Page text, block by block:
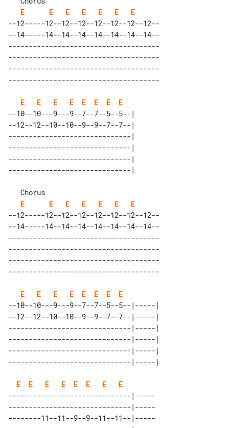
E
E E E E E
E
--12-----12--12--12--12--12--12--12--
--14-----14--14--14--14--14--14--14--
-------------------------------------
-------------------------------------
-------------------------------------
E E E E E E E
E
--10--10---9---9--7--7--5--5--|
--12--12--10--10--9--9--7--7--|
------------------------------|
------------------------------|
------------------------------|
E
E E E E E
E
--12-----12--12--12--12--12--12--12--
--14-----14--14--14--14--14--14--14--
-------------------------------------
-------------------------------------
-------------------------------------
E E E E E E E
E
--10--10---9---9--7--7--5--5--|-----|
--12--12--10--10--9--9--7--7--|-----|
------------------------------|-----|
------------------------------|-----|
------------------------------|-----|
E E E E E E E
E
------------------------------|-----
------------------------------|-----
--------11--11--9--9--11--11--|-----